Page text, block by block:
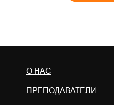
О НАС
ПРЕПОДАВАТЕЛИ